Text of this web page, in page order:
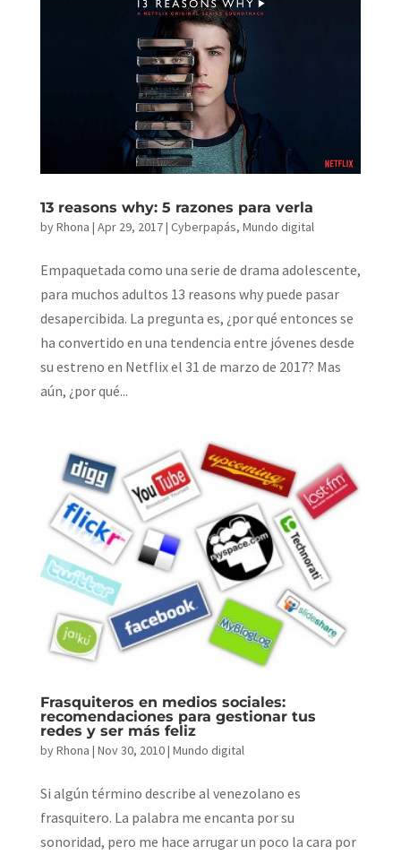
13 reasons why: 5 razones para verla
byRhona | Apr 29, 2017| Cyberpapás, Mundo digital
Empaquetada como una serie de drama adolescente,
para muchos adultos 13 reasons why puede pasar
desapercibida. La pregunta es, ¿por qué entonces se
ha convertido en una tendencia entre jóvenes desde
su estreno en Netflix el 31 de marzo de 2017? Mas
aún, ¿por qué...
Frasquiteros en medios sociales:
recomendaciones para gestionar tus
redes y ser más feliz
byRhona | Nov 30, 2010| Mundo digital
Si algún término describe al venezolano es
frasquitero. La palabra me encanta por su
sonoridad, pero me hace arrugar un poco la cara por